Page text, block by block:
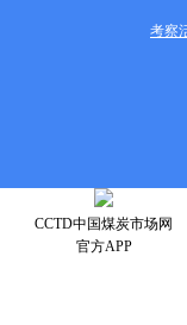
考察
CCTD中国煤炭市场网
官方APP